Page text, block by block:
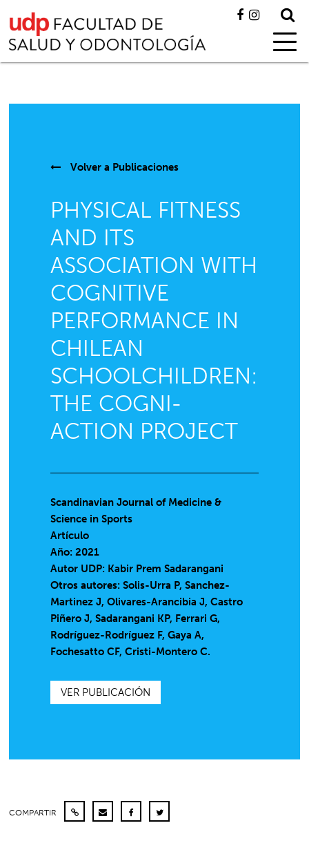
Volver a Publicaciones
PHYSICAL FITNESS
AND ITS
ASSOCIATION WITH
COGNITIVE
PERFORMANCE IN
CHILEAN
SCHOOLCHILDREN:
THE COGNI-
ACTION PROJECT
Scandinavian Journal of Medicine &
Science in Sports
Artículo
Año: 2021
Autor UDP: Kabir Prem Sadarangani
Otros autores: Solis-Urra P, Sanchez-
Martinez J, Olivares-Arancibia J, Castro
Piñero J, Sadarangani KP, Ferrari G,
Rodríguez-Rodríguez F, Gaya A,
Fochesatto CF, Cristi-Montero C.
VER PUBLICACIÓN
COMPARTIR